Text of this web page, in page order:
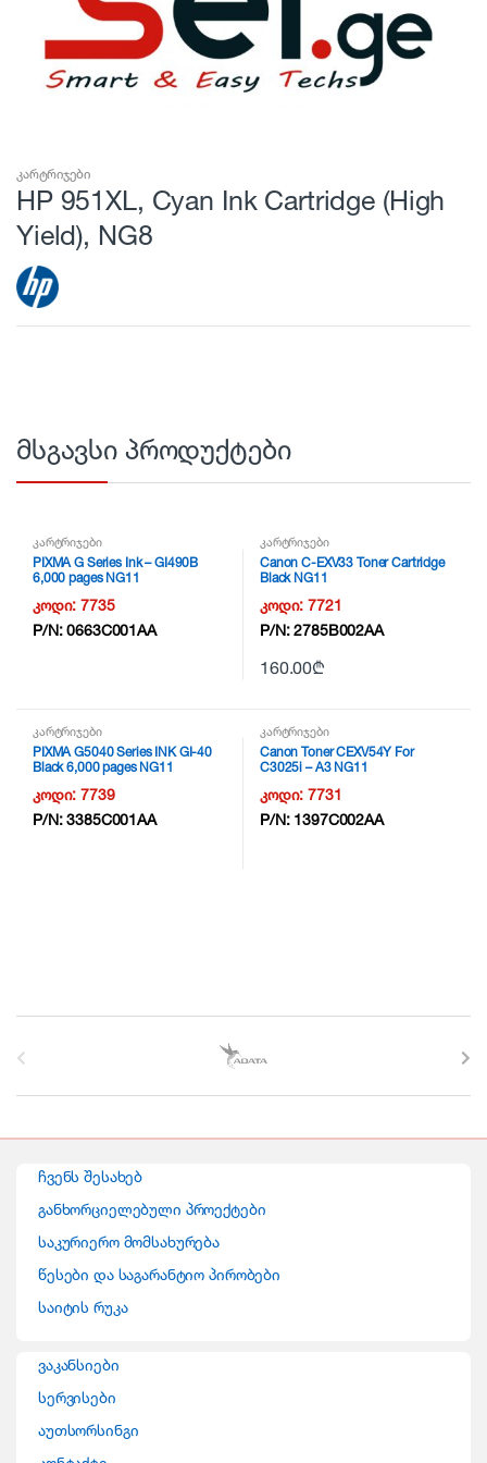
კარტრიჯები
HP 951XL, Cyan Ink Cartridge (High
Yield), NG8
მსგავსი პროდუქტები
კარტრიჯები
PIXMA G Series Ink – GI490B
6,000 pages NG11
კოდი:7735
P/N:0663C001AA
კარტრიჯები
Canon C-EXV33 Toner Cartridge
Black NG11
კოდი:7721
P/N:2785B002AA
160.00₾
კარტრიჯები
PIXMA G5040 Series INK GI-40
Black 6,000 pages NG11
კოდი:7739
P/N:3385C001AA
კარტრიჯები
Canon Toner CEXV54Y For
C3025i – A3 NG11
კოდი:7731
P/N: 1397C002AA
ჩვენს შესახებ
განხორციელებული პროექტები
საკურიერო მომსახურება
წესები და საგარანტიო პირობები
საიტის რუკა
ვაკანსიები
სერვისები
აუთსორსინგი